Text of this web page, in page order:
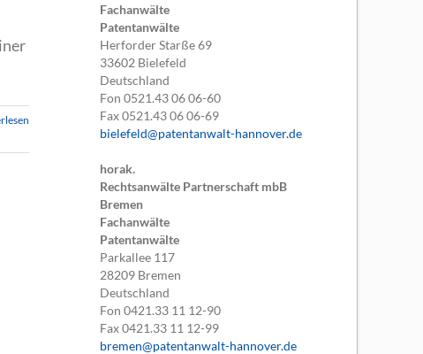
Fachanwälte
Patentanwälte
Herforder Starße 69
33602 Bielefeld
Deutschland
Fon0521.43 06 06-60
Fax0521.43 06 06-69
bielefeld@patentanwalt-hannover.de
horak.
Rechtsanwälte Partnerschaft mbB
Bremen
Fachanwälte
Patentanwälte
Parkallee 117
28209 Bremen
Deutschland
Fon0421.33 11 12-90
Fax0421.33 11 12-99
bremen@patentanwalt-hannover.de